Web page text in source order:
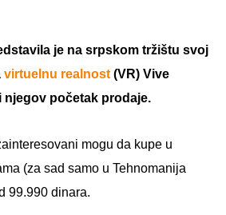
je na srpskom tržištu svoj
virtuelnu realnost (VR) Vive
njegov početak prodaje.
mogu da kupe u
(za sad samo u Tehnomanija
99.990 dinara.